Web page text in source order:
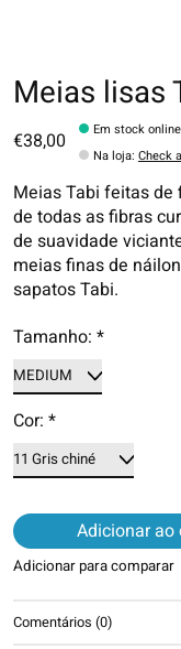
Meias lisas
€38,00
Em stock
Na loja:Check
Meias Tabi feitas de
de todas as fibras
de suavidade
meias finas de
sapatos Tabi.
Tamanho: *
Cor: *
Adicionar ao
Adicionar para comparar
Comentários (0)